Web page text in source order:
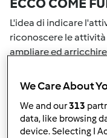
ECCO COME
L'idea di indicare
riconoscere le
ampliare ed
ricompensate con
certo punteggio,
successivo. Il
tuo nome Utente
We Care About
We and our313
data, like browsing
device. Selecting I